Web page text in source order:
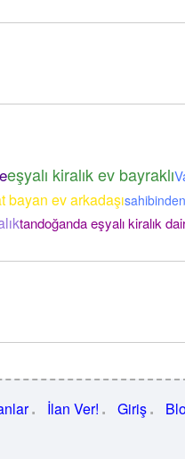
eşyalı kiralık ev bayraklı
bayan ev arkadaşı
tandoğanda eşyalı kiralık
İlan Ver! Giriş